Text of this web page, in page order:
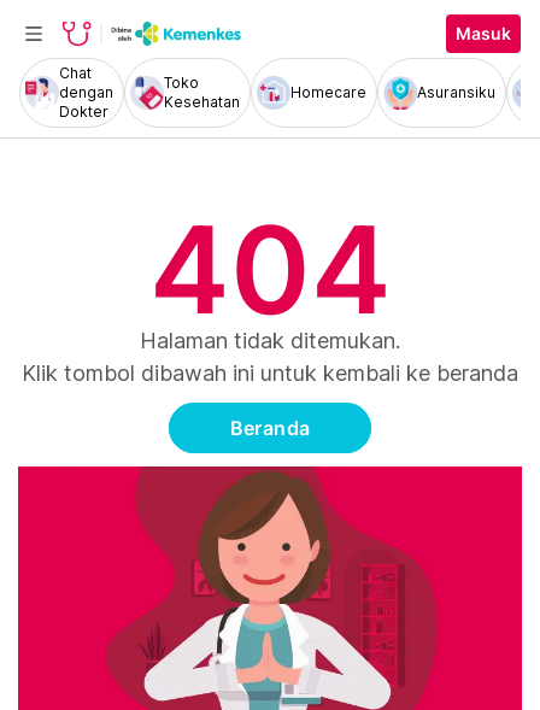
Masuk
Chat
dengan
Dokter
Toko
Kesehatan
Homecare Asuransiku
404
Halaman tidak ditemukan.
Klik tombol dibawah ini untuk kembali ke beranda
Beranda